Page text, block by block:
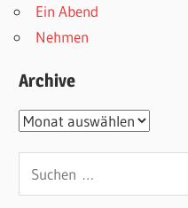
Ein Abend
Nehmen
Archive
Archive